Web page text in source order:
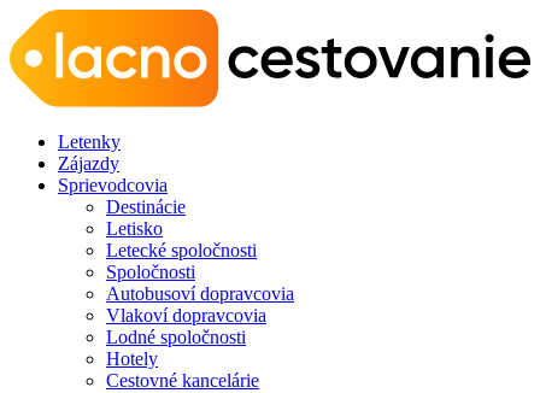
Letenky
Zájazdy
Sprievodcovia
Destinácie
Letisko
Letecké spoločnosti
Spoločnosti
Autobusoví dopravcovia
Vlakoví dopravcovia
Lodné spoločnosti
Hotely
Cestovné kancelárie